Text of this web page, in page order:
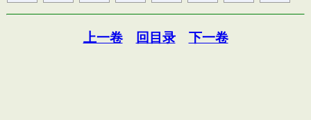
上一卷 回目录 下一卷